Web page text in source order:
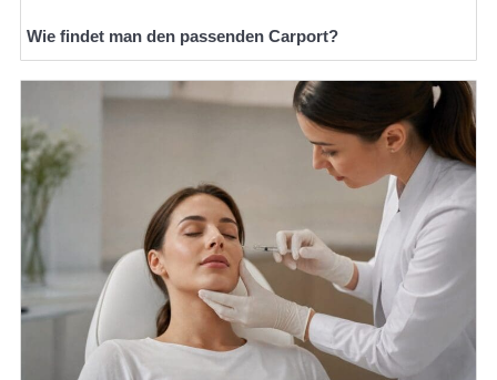
Wie findet man den passenden Carport?